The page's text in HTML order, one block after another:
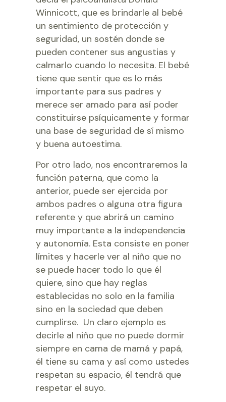
Winnicott, que es brindarle al bebé
un sentimiento de protección y
seguridad, un sostén donde se
pueden contener sus angustias y
calmarlo cuando lo necesita. El bebé
tiene que sentir que es lo más
importante para sus padres y
merece ser amado para así poder
constituirse psíquicamente y formar
una base de seguridad de sí mismo
y buena autoestima.
Por otro lado, nos encontraremos la
función paterna, que como la
anterior, puede ser ejercida por
ambos padres o alguna otra figura
referente y que abrirá un camino
muy importante a la independencia
y autonomía. Esta consiste en poner
límites y hacerle ver al niño que no
se puede hacer todo lo que él
quiere, sino que hay reglas
establecidas no solo en la familia
sino en la sociedad que deben
cumplirse. Un claro ejemplo es
decirle al niño que no puede dormir
siempre en cama de mamá y papá,
él tiene su cama y así como ustedes
respetan su espacio, él tendrá que
respetar el suyo.